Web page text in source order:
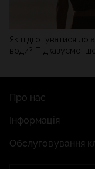
Як підготуватися до
води? Підказуємо,
Про нас
Інформація
Обслуговування